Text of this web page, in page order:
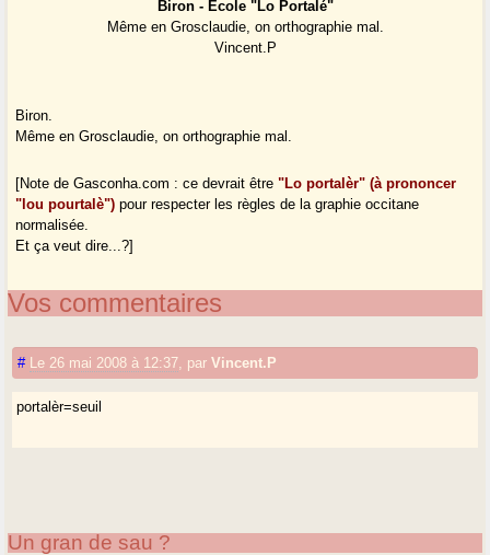
Biron - École "Lo Portalé"
Même en Grosclaudie, on orthographie mal.
Vincent.P
Biron.
Même en Grosclaudie, on orthographie mal.
[Note de Gasconha.com : ce devrait être"Lo portalèr" (à prononcer
"lou pourtalè") pour respecter les règles de la graphie occitane
normalisée.
Et ça veut dire...?]
Vos commentaires
# Le 26 mai 2008 à 12:37 parVincent.P
portalèr=seuil
Un gran de sau ?